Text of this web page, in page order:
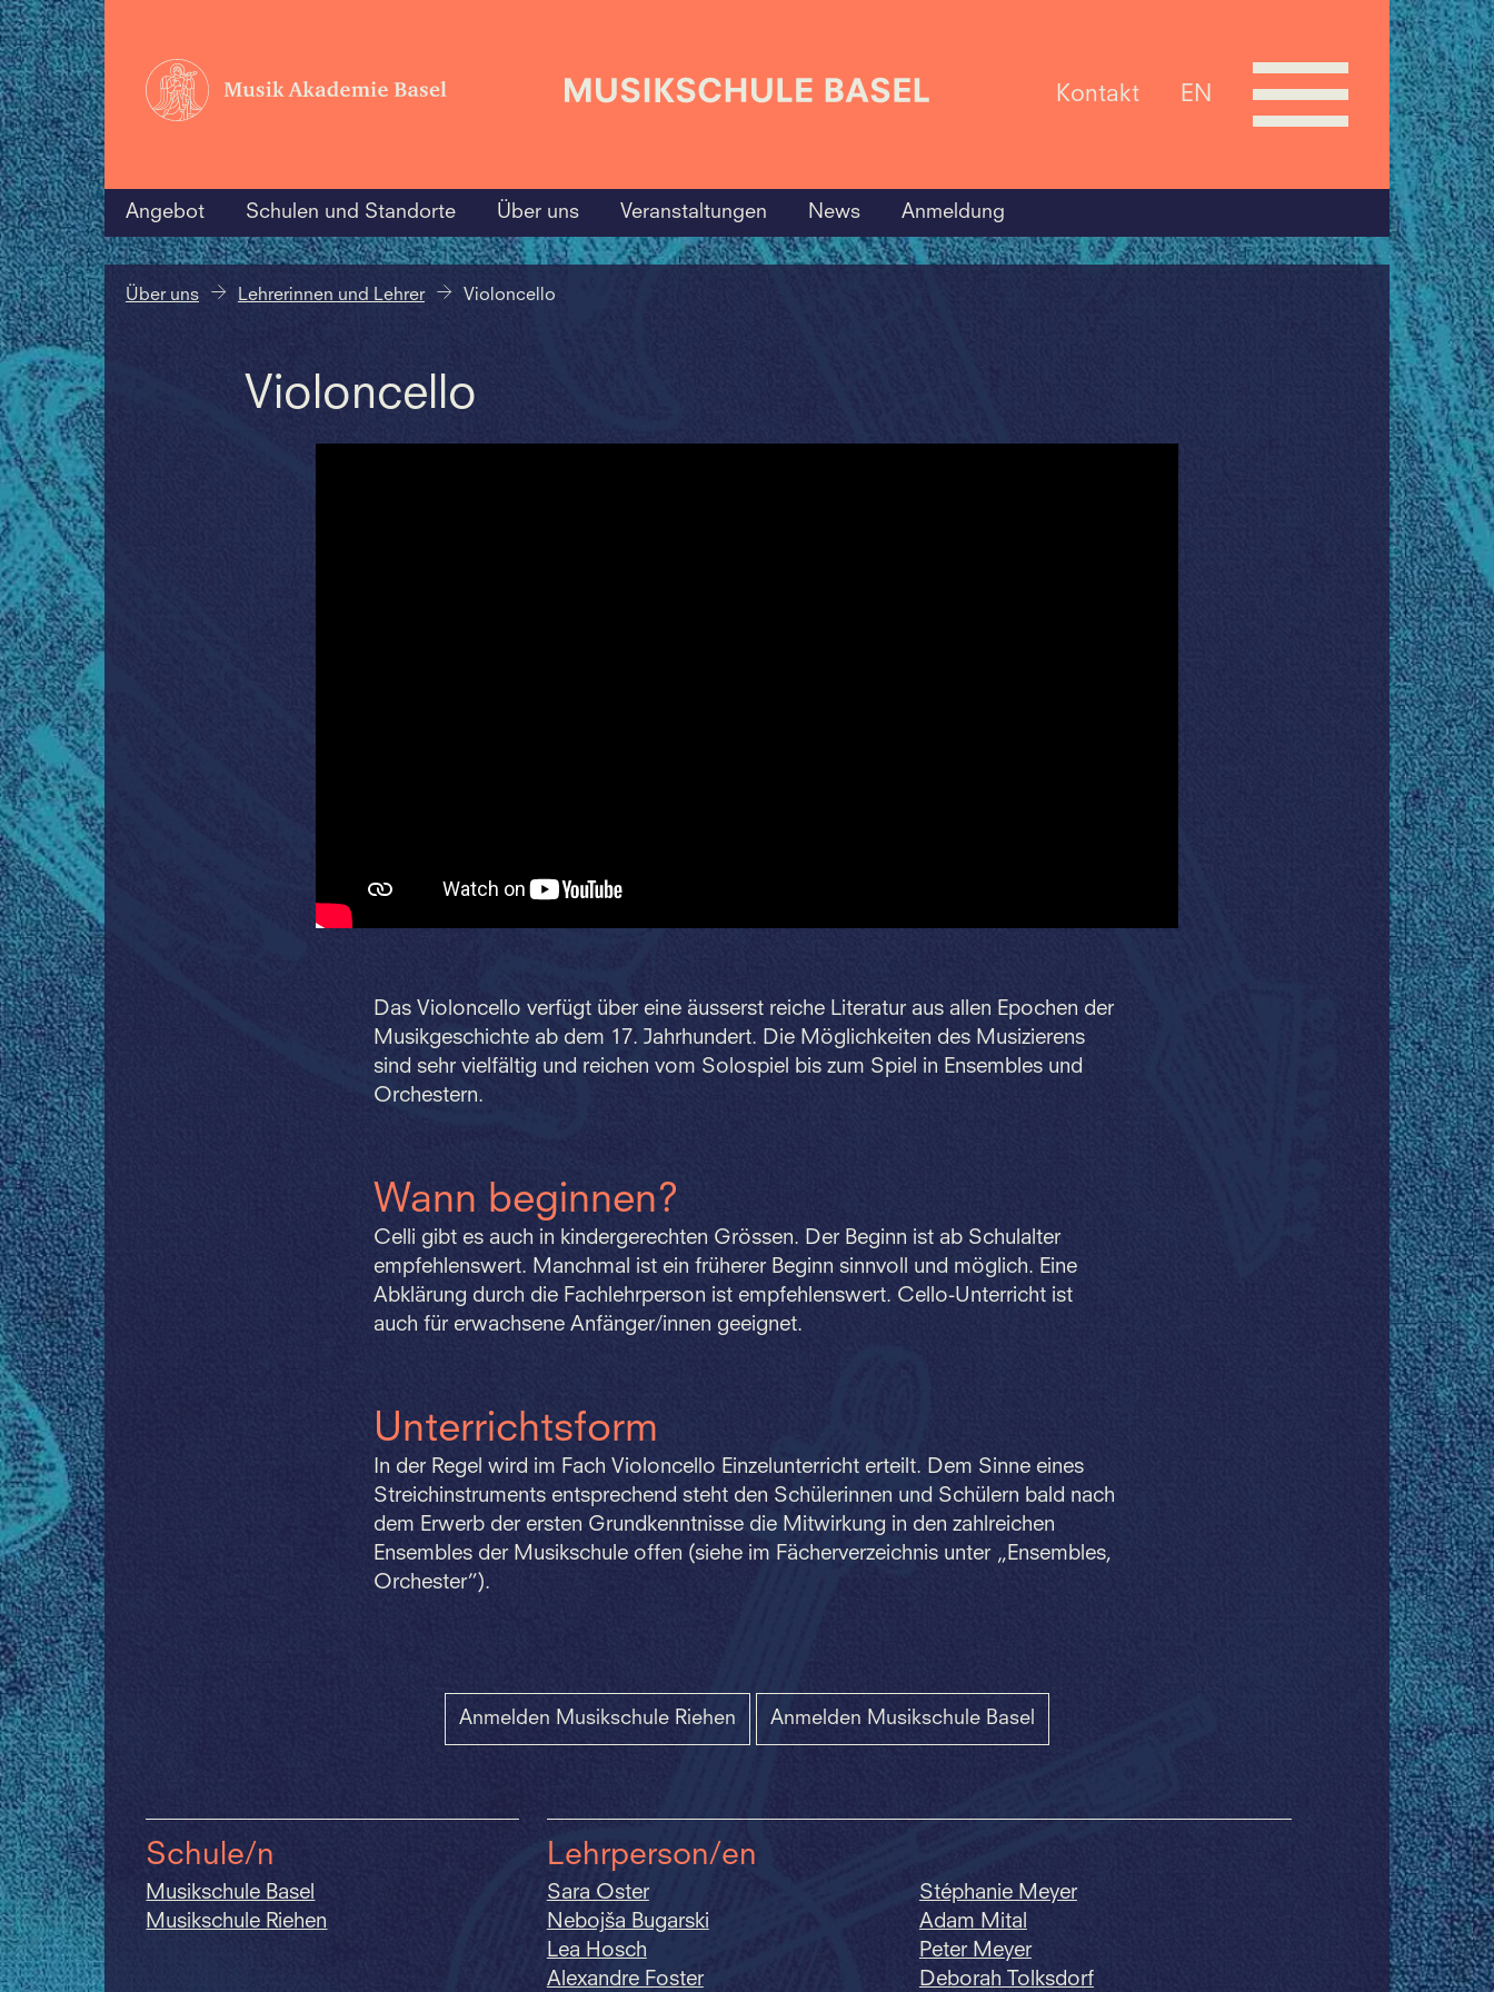
Kontakt EN
Angebot Schulen und Standorte Über uns Veranstaltungen News Anmeldung
Über uns Lehrerinnen und Lehrer Violoncello
Violoncello
Das Violoncello verfügt über eine äusserst reiche Literatur aus allen Epochen der
Musikgeschichte ab dem 17. Jahrhundert. Die Möglichkeiten des Musizierens
sind sehr vielfältig und reichen vom Solospiel bis zum Spiel in Ensembles und
Orchestern.
Wann beginnen?
Celli gibt es auch in kindergerechten Grössen. Der Beginn ist ab Schulalter
empfehlenswert. Manchmal ist ein früherer Beginn sinnvoll und möglich. Eine
Abklärung durch die Fachlehrperson ist empfehlenswert. Cello-Unterricht ist
auch für erwachsene Anfänger/innen geeignet.
Unterrichtsform
In der Regel wird im Fach Violoncello Einzelunterricht erteilt. Dem Sinne eines
Streichinstruments entsprechend steht den Schülerinnen und Schülern bald nach
dem Erwerb der ersten Grundkenntnisse die Mitwirkung in den zahlreichen
Ensembles der Musikschule offen (siehe im Fächerverzeichnis unter „Ensembles,
Orchester”).
Anmelden Musikschule Riehen Anmelden Musikschule Basel
Schule/n
Musikschule Basel
Musikschule Riehen
Lehrperson/en
Sara Oster
Stéphanie Meyer
Nebojša Bugarski
Adam Mital
Lea Hosch
Peter Meyer
Alexandre Foster
Deborah Tolksdorf